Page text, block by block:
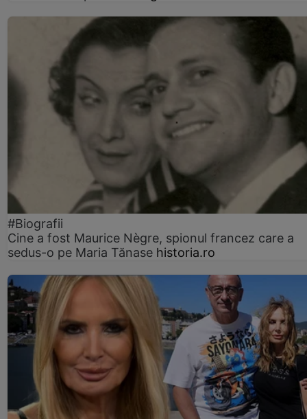
#Biografii
Cine a fost Maurice Nègre, spionul francez care a
sedus-o pe Maria Tănase historia.ro